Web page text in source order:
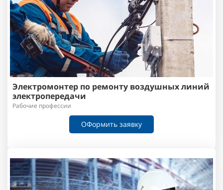
Электромонтер по ремонту воздушных линий
электропередачи
Рабочие профессии
ОФормить заявку